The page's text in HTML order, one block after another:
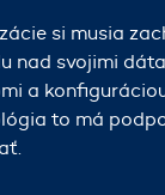
si musia
nad svojimi
a
to má